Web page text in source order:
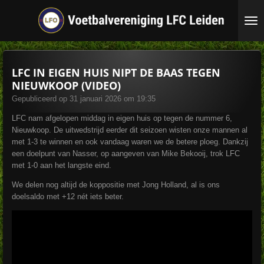
de
LFC IN EIGEN HUIS NIPT DE BAAS TEGEN
NIEUWKOOP (VIDEO)
Gepubliceerd op 31 januari 2026 om 19:35
LFC nam afgelopen middag in eigen huis op tegen de nummer 6,
Nieuwkoop. De uitwedstrijd eerder dit seizoen wisten onze mannen al
met 1-3 te winnen en ook vandaag waren we de betere ploeg. Dankzij
een doelpunt van Nasser, op aangeven van Mike Bekooij, trok LFC
met 1-0 aan het langste eind.
We delen nog altijd de koppositie met Jong Holland, al is ons
doelsaldo met +12 nét iets beter.